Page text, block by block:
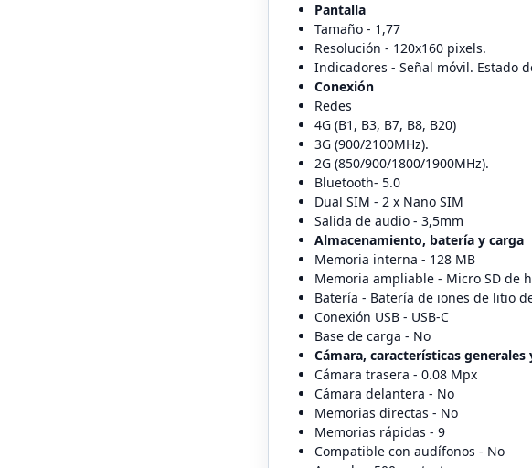
Pantalla
Tamaño - 1,77
Resolución - 120x160 pixels.
Indicadores - Señal móvil. Estado
Conexión
Redes
4G (B1, B3, B7, B8, B20)
3G (900/2100MHz).
2G (850/900/1800/1900MHz).
Bluetooth- 5.0
Dual SIM - 2 x Nano SIM
Salida de audio - 3,5mm
Almacenamiento, batería y carga
Memoria interna - 128 MB
Memoria ampliable - Micro SD de
Batería - Batería de iones de litio
Conexión USB - USB-C
Base de carga - No
Cámara, características
Cámara trasera - 0.08 Mpx
Cámara delantera - No
Memorias directas - No
Memorias rápidas - 9
Compatible con audífonos - No